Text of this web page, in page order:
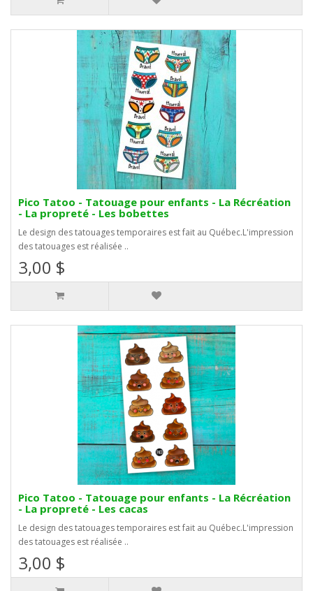
Pico Tatoo - Tatouage pour enfants - La Récréation
- La propreté - Les bobettes
Le design des tatouages temporaires est fait au Québec.L'impression
des tatouages est réalisée ..
3,00 $
Pico Tatoo - Tatouage pour enfants - La Récréation
- La propreté - Les cacas
Le design des tatouages temporaires est fait au Québec.L'impression
des tatouages est réalisée ..
3,00 $